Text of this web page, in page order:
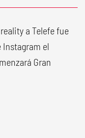
a Telefe fue
Instagram el
Gran